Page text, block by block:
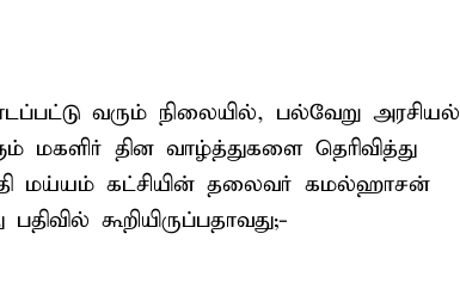
வரும் நிலையில், பல்வேறு அரசியல்
மகளிர் தின வாழ்த்துகளை தெரிவித்து
மய்யம் கட்சியின் தலைவர் கமல்ஹாசன்
கூறியிருப்பதாவது;-